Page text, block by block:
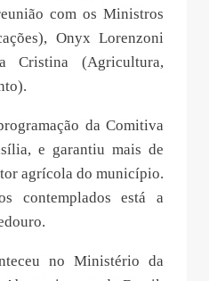
com os Ministros
Onyx Lorenzoni
Cristina (Agricultura,
da Comitiva
e garantiu mais de
agrícola do município.
contemplados está a
no Ministério da